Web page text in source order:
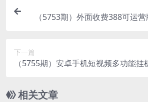
（5753期）外面收费388可运
下一篇
（5755期）安卓手机短视频多功能挂
相关文章